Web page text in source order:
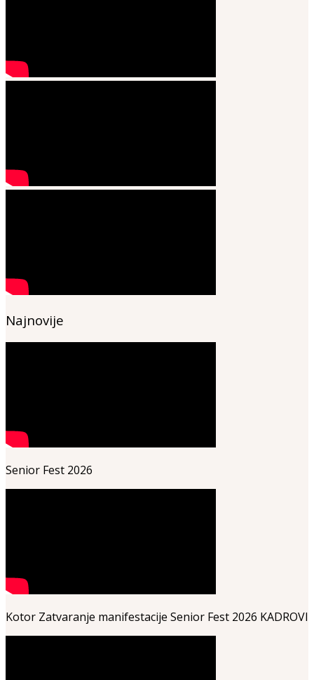
Najnovije
Senior Fest 2026
Kotor Zatvaranje manifestacije Senior Fest 2026 KADROVI